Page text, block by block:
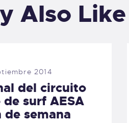
Also Like
2014
del circuito
surf AESA
semana